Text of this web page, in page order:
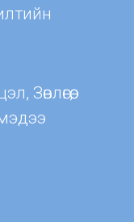
Зөвлөгөө,